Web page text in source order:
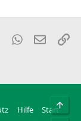
Tumblr WhatsApp
E-Mail
Hilfe Start